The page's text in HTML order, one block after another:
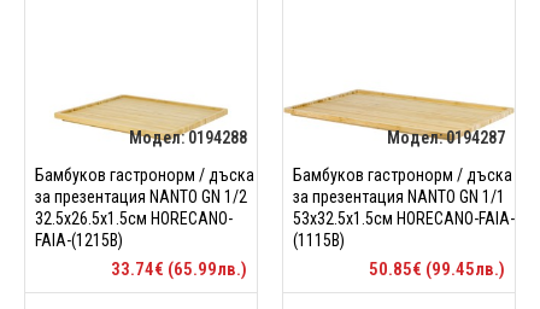
Модел:0194288
Бамбуков гастронорм / дъска
за презентация NANTO GN 1/2
32.5х26.5х1.5см HORECANO-
FAIA-(1215B)
33.74€ (65.99лв.)
Модел:0194287
Бамбуков гастронорм / дъска
за презентация NANTO GN 1/1
53х32.5х1.5см HORECANO-FAIA-
(1115B)
50.85€ (99.45лв.)